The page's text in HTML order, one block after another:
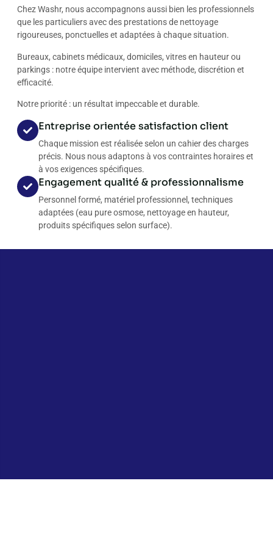
Chez Washr, nous accompagnons aussi bien les professionnels
que les particuliers avec des prestations de nettoyage
rigoureuses, ponctuelles et adaptées à chaque situation.
Bureaux, cabinets médicaux, domiciles, vitres en hauteur ou
parkings : notre équipe intervient avec méthode, discrétion et
efficacité.
Notre priorité : un résultat impeccable et durable.
Entreprise orientée satisfaction client
Chaque mission est réalisée selon un cahier des charges
précis. Nous nous adaptons à vos contraintes horaires et
à vos exigences spécifiques.
Engagement qualité & professionnalisme
Personnel formé, matériel professionnel, techniques
adaptées (eau pure osmose, nettoyage en hauteur,
produits spécifiques selon surface).